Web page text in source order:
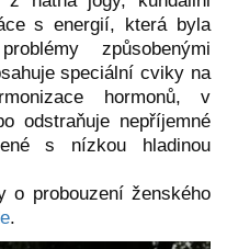
s energií, která byla
způsobenými
speciální cviky na
hormonů, v
odstraňuje nepříjemné
s nízkou hladinou
o probouzeníženského
.